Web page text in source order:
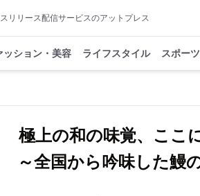
リリース配信サービスのアットプレス
ッション・美容 ライフスタイル スポーツ
極上の和の味覚、ここ
～全国から吟味した鰻